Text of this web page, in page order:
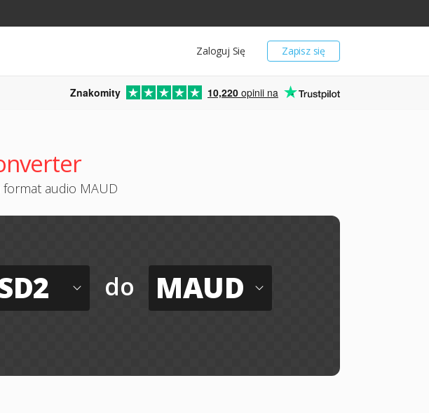
Zapisz się
Zaloguj Się
Znakomity 10,220 opinii na
audio MAUD
do MAUD